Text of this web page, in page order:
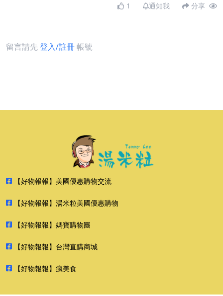
1 通知我 分享
留言請先登入/註冊帳號
【好物報報】美國優惠購物交流
【好物報報】湯米粒美國優惠購物
【好物報報】媽寶購物團
【好物報報】台灣直購商城
【好物報報】瘋美食